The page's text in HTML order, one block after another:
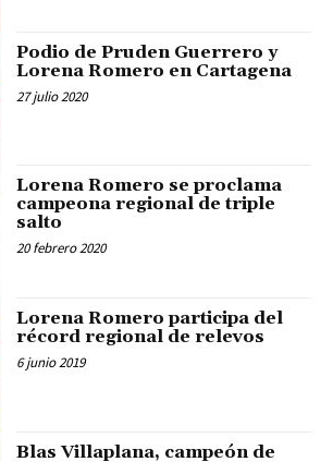
Podio de Pruden Guerrero y
Lorena Romero en Cartagena
27 julio 2020
Lorena Romero se proclama
campeona regional de triple
salto
20 febrero 2020
Lorena Romero participa del
récord regional de relevos
6 junio 2019
Blas Villaplana, campeón de